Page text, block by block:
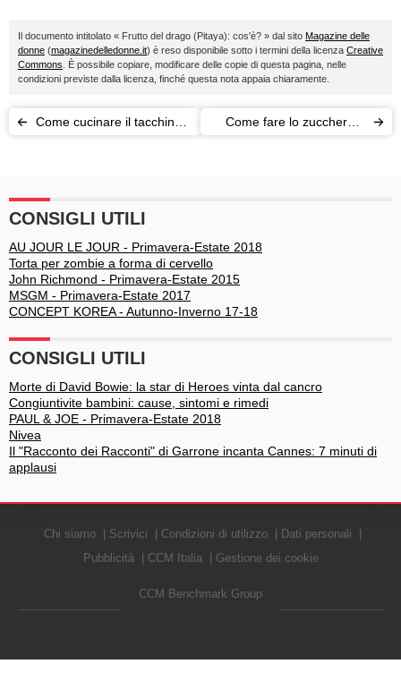
Il documento intitolato « Frutto del drago (Pitaya): cos'è? » dal sito Magazine delle
donne (magazinedelledonne.it) è reso disponibile sotto i termini della licenza Creative
Commons . È possibile copiare, modificare delle copie di questa pagina, nelle
condizioni previste dalla licenza, finché questa nota appaia chiaramente.
Come cucinare il tacchino:
Come fare lo zucchero a
CONSIGLI UTILI
AU JOUR LE JOUR - Primavera-Estate 2018
Torta per zombie a forma di cervello
John Richmond - Primavera-Estate 2015
MSGM - Primavera-Estate 2017
CONCEPT KOREA - Autunno-Inverno 17-18
CONSIGLI UTILI
Morte di David Bowie: la star di Heroes vinta dal cancro
Congiuntivite bambini: cause, sintomi e rimedi
PAUL & JOE - Primavera-Estate 2018
Nivea
Il "Racconto dei Racconti" di Garrone incanta Cannes: 7 minuti di
applausi
Chi siamo Scrivici Condizioni di utilizzo
Dati personali
Pubblicità
CCM Italia Gestione dei cookie
CCM Benchmark Group